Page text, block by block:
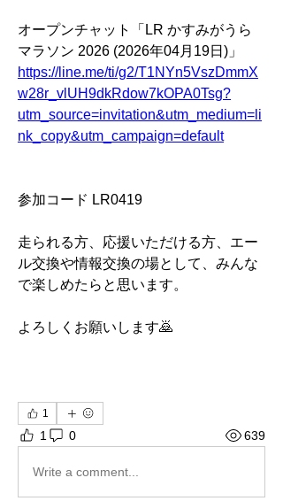
オープンチャット「LR かすみがうら
マラソン 2026 (2026年04月19日)」
https://line.me/ti/g2/T1NYn5VszDmmX
w28r_vlUH9dkRdow7kOPA0Tsg?
utm_source=invitation&utm_medium=li
nk_copy&utm_campaign=default
参加コード LR0419
走られる方、応援いただける方、エー
ル交換や情報交換の場として、みんな
で楽しめたらと思います。
よろしくお願いします🙇
1
1 0 639
Write a comment...